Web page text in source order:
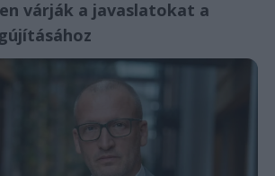
várják a javaslatokat a